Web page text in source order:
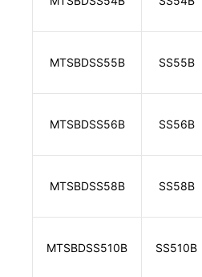
MTSBDSS55B SS55B
MTSBDSS56B SS56B
MTSBDSS58B SS58B
MTSBDSS510B SS510B